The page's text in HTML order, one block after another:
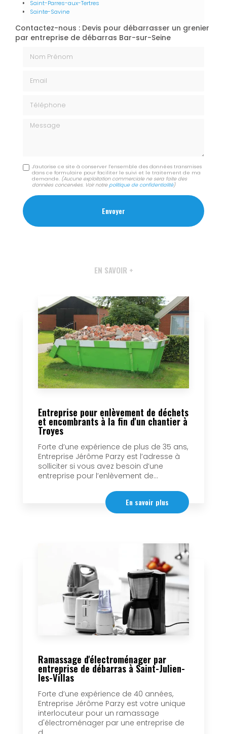
Saint-Parres-aux-Tertres
Sainte-Savine
Contactez-nous : Devis pour débarrasser un grenier
par entreprise de débarras Bar-sur-Seine
Message
J'autorise ce site à conserver l'ensemble des données transmises
dans ce formulaire pour faciliter le suivi et le traitement de ma
demande. (Aucune exploitation commerciale ne sera faite des
données concervées. Voir notrepolitique de confidentialité)
EN SAVOIR +
Entreprise pour enlèvement de déchets
et encombrants à la fin d'un chantier à
Troyes
Forte d’une expérience de plus de 35 ans,
Entreprise Jérôme Parzy est l’adresse à
solliciter si vous avez besoin d’une
entreprise pour l’enlèvement de...
En savoir plus
Ramassage d'électroménager par
entreprise de débarras à Saint-Julien-
les-Villas
Forte d’une expérience de 40 années,
Entreprise Jérôme Parzy est votre unique
interlocuteur pour un ramassage
d'électroménager par une entreprise de